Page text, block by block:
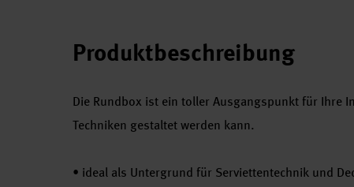
Produktbeschreibung
Die Rundbox ist ein toller Ausgangspunkt für Ihre
Techniken gestaltet werden kann.
• ideal als Untergrund für Serviettentechnik und